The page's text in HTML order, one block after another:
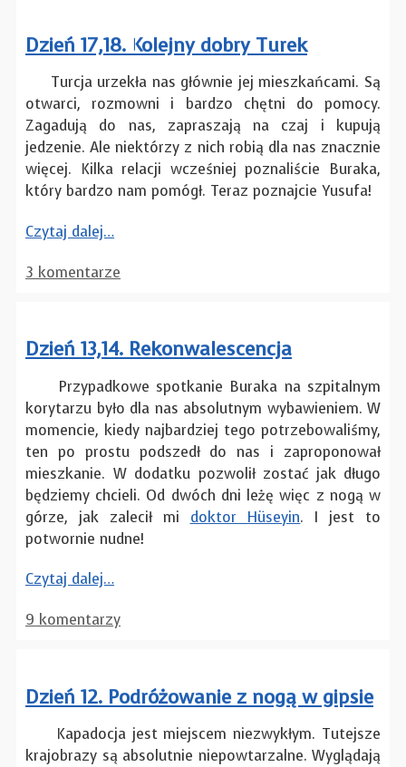
Dzień 17,18. Kolejny dobry Turek
Turcja urzekła nas głównie jej mieszkańcami. Są
otwarci, rozmowni i bardzo chętni do pomocy.
Zagadują do nas, zapraszają na czaj i kupują
jedzenie. Ale niektórzy z nich robią dla nas znacznie
więcej. Kilka relacji wcześniej poznaliście Buraka,
który bardzo nam pomógł. Teraz poznajcie Yusufa!
Czytaj dalej…
3 komentarze
Dzień 13,14. Rekonwalescencja
Przypadkowe spotkanie Buraka na szpitalnym
korytarzu było dla nas absolutnym wybawieniem. W
momencie, kiedy najbardziej tego potrzebowaliśmy,
ten po prostu podszedł do nas i zaproponował
mieszkanie. W dodatku pozwolił zostać jak długo
będziemy chcieli. Od dwóch dni leżę więc z nogą w
górze, jak zalecił mi doktor Hüseyin. I jest to
potwornie nudne!
Czytaj dalej…
9 komentarzy
Dzień 12. Podróżowanie z nogą w gipsie
Kapadocja jest miejscem niezwykłym. Tutejsze
krajobrazy są absolutnie niepowtarzalne. Wyglądają